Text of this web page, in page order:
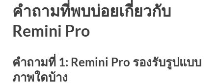
คำถามที่พบบ่อยเกี่ยวกับ
Remini Pro
คำถามที่ 1: Remini Pro รองรับรูปแบบ
ภาพใดบ้าง